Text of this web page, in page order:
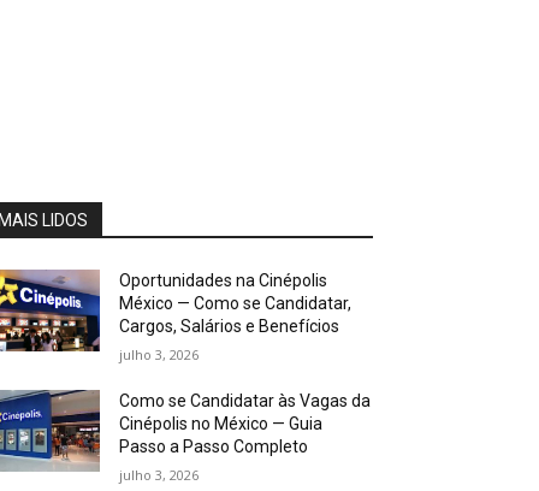
MAIS LIDOS
Oportunidades na Cinépolis
México — Como se Candidatar,
Cargos, Salários e Benefícios
julho 3, 2026
Como se Candidatar às Vagas da
Cinépolis no México — Guia
Passo a Passo Completo
julho 3, 2026